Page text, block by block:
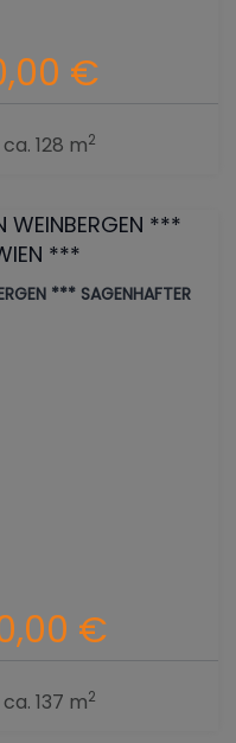
ca. 128 m2
€
*** SAGENHAFTER
ca. 137 m2
€